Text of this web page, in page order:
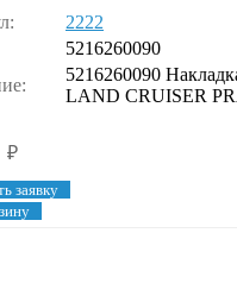
2222
5216260090
5216260090
LAND CRUISER
₽
заявку